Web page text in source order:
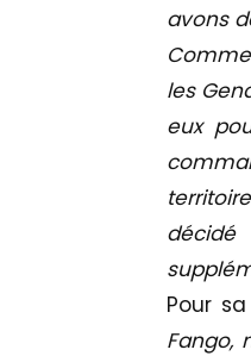
avons
les
eux
Pour
Fango,